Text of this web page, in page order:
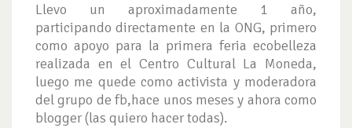
Llevo un aproximadamente 1 año,
participando directamente en la ONG, primero
como apoyo para la primera feria ecobelleza
realizada en el Centro Cultural La Moneda,
luego me quede como activista y moderadora
del grupo de fb,hace unos meses y ahora como
blogger (las quiero hacer todas).